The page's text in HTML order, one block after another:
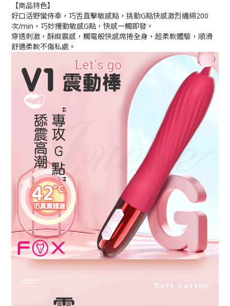
【商品特色】
好口活野蠻侍奉，巧舌直擊敏感點，挑動G點快感激烈纏綿200
次/min，巧妙攪動敏感G點，快感一觸即發。
穿透刺激，酥麻震感，觸電般快感席捲全身，超柔軟體驗，順滑
舒適柔軟不傷私處。